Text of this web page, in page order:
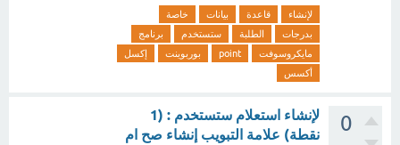
لإنشاء قاعدة بيانات
خاصة
بدرجات
الطلبة ستستخدم
برنامج
مايكروسوفت
point بوربوينت
إكسل
أكسس
0
لإنشاء استعلام ستستخدم : (1
نقطة) علامة التبويب إنشاء صح ام